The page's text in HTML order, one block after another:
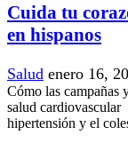
Cuida tu
en hispanos
Salud enero 16,
Cómo las campañas
salud
hipertensión y el